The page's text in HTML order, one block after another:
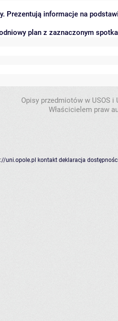
Prezentują informacje na
plan z zaznaczonym
Opisy przedmiotów w USOS
Właścicielem praw
uni.opole.pl kontakt deklaracja